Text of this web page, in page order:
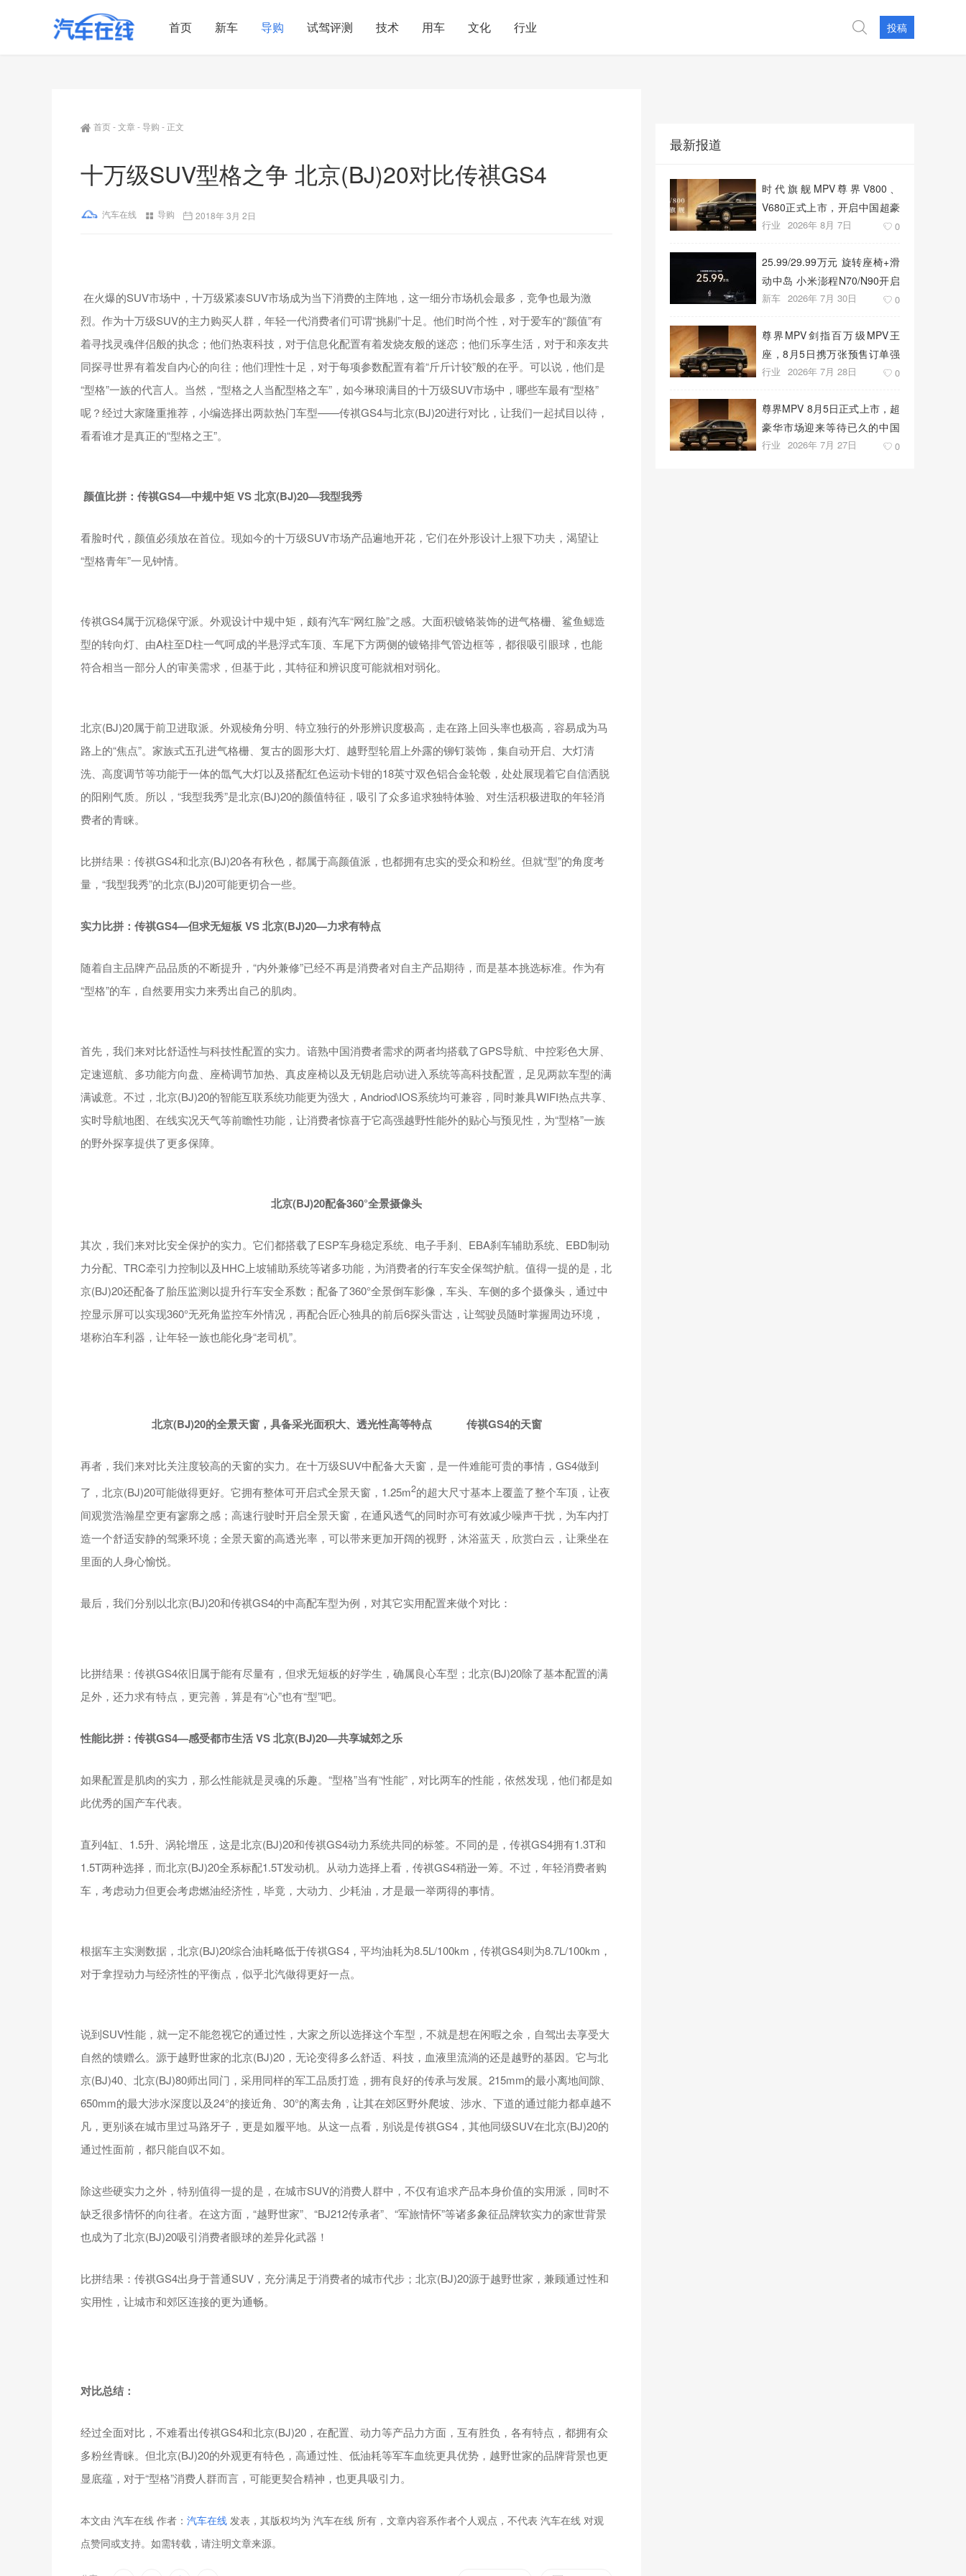
首页 新车 导购 试驾评测 技术 用车 文化 行业 投稿
首页-文章-导购 - 正文
十万级SUV型格之争 北京(BJ)20对比传祺GS4
汽车在线 导购 2018年 3月 2日
在火爆的SUV市场中，十万级紧凑SUV市场成为当下消费的主阵地，这一细分市场机会最多，竞争也最为激
烈。作为十万级SUV的主力购买人群，年轻一代消费者们可谓“挑剔”十足。他们时尚个性，对于爱车的“颜值”有
着寻找灵魂伴侣般的执念；他们热衷科技，对于信息化配置有着发烧友般的迷恋；他们乐享生活，对于和亲友共
同探寻世界有着发自内心的向往；他们理性十足，对于每项参数配置有着“斤斤计较”般的在乎。可以说，他们是
“型格”一族的代言人。当然，“型格之人当配型格之车”，如今琳琅满目的十万级SUV市场中，哪些车最有“型格”
呢？经过大家隆重推荐，小编选择出两款热门车型——传祺GS4与北京(BJ)20进行对比，让我们一起拭目以待，
看看谁才是真正的“型格之王”。
颜值比拼：传祺GS4—中规中矩VS北京(BJ)20—我型我秀
看脸时代，颜值必须放在首位。现如今的十万级SUV市场产品遍地开花，它们在外形设计上狠下功夫，渴望让
“型格青年”一见钟情。
传祺GS4属于沉稳保守派。外观设计中规中矩，颇有汽车“网红脸”之感。大面积镀铬装饰的进气格栅、鲨鱼鳃造
型的转向灯、由A柱至D柱一气呵成的半悬浮式车顶、车尾下方两侧的镀铬排气管边框等，都很吸引眼球，也能
符合相当一部分人的审美需求，但基于此，其特征和辨识度可能就相对弱化。
北京(BJ)20属于前卫进取派。外观棱角分明、特立独行的外形辨识度极高，走在路上回头率也极高，容易成为马
路上的“焦点”。家族式五孔进气格栅、复古的圆形大灯、越野型轮眉上外露的铆钉装饰，集自动开启、大灯清
洗、高度调节等功能于一体的氙气大灯以及搭配红色运动卡钳的18英寸双色铝合金轮毂，处处展现着它自信洒脱
的阳刚气质。所以，“我型我秀”是北京(BJ)20的颜值特征，吸引了众多追求独特体验、对生活积极进取的年轻消
费者的青睐。
比拼结果：传祺GS4和北京(BJ)20各有秋色，都属于高颜值派，也都拥有忠实的受众和粉丝。但就“型”的角度考
量，“我型我秀”的北京(BJ)20可能更切合一些。
实力比拼： 传祺GS4—但求无短板 VS北京(BJ)20—力求有特点
随着自主品牌产品品质的不断提升，“内外兼修”已经不再是消费者对自主产品期待，而是基本挑选标准。作为有
“型格”的车，自然要用实力来秀出自己的肌肉。
首先，我们来对比舒适性与科技性配置的实力。谙熟中国消费者需求的两者均搭载了GPS导航、中控彩色大屏、
定速巡航、多功能方向盘、座椅调节加热、真皮座椅以及无钥匙启动\进入系统等高科技配置，足见两款车型的满
满诚意。不过，北京(BJ)20的智能互联系统功能更为强大，Andriod\IOS系统均可兼容，同时兼具WIFI热点共享、
实时导航地图、在线实况天气等前瞻性功能，让消费者惊喜于它高强越野性能外的贴心与预见性，为“型格”一族
的野外探享提供了更多保障。
北京(BJ)20配备360°全景摄像头
其次，我们来对比安全保护的实力。它们都搭载了ESP车身稳定系统、电子手刹、EBA刹车辅助系统、EBD制动
力分配、TRC牵引力控制以及HHC上坡辅助系统等诸多功能，为消费者的行车安全保驾护航。值得一提的是，北
京(BJ)20还配备了胎压监测以提升行车安全系数；配备了360°全景倒车影像，车头、车侧的多个摄像头，通过中
控显示屏可以实现360°无死角监控车外情况，再配合匠心独具的前后6探头雷达，让驾驶员随时掌握周边环境，
堪称泊车利器，让年轻一族也能化身“老司机”。
北京(BJ)20的全景天窗，具备采光面积大、透光性高等特点 传祺GS4的天窗
再者，我们来对比关注度较高的天窗的实力。在十万级SUV中配备大天窗，是一件难能可贵的事情，GS4做到
了，北京(BJ)20可能做得更好。它拥有整体可开启式全景天窗，1.25m2的超大尺寸基本上覆盖了整个车顶，让夜
间观赏浩瀚星空更有寥廓之感；高速行驶时开启全景天窗，在通风透气的同时亦可有效减少噪声干扰，为车内打
造一个舒适安静的驾乘环境；全景天窗的高透光率，可以带来更加开阔的视野，沐浴蓝天，欣赏白云，让乘坐在
里面的人身心愉悦。
最后，我们分别以北京(BJ)20和传祺GS4的中高配车型为例，对其它实用配置来做个对比：
比拼结果：传祺GS4依旧属于能有尽量有，但求无短板的好学生，确属良心车型；北京(BJ)20除了基本配置的满
足外，还力求有特点，更完善，算是有“心”也有“型”吧。
性能比拼： 传祺GS4—感受都市生活VS北京(BJ)20—共享城郊之乐
如果配置是肌肉的实力，那么性能就是灵魂的乐趣。“型格”当有“性能”，对比两车的性能，依然发现，他们都是如
此优秀的国产车代表。
直列4缸、1.5升、涡轮增压，这是北京(BJ)20和传祺GS4动力系统共同的标签。不同的是，传祺GS4拥有1.3T和
1.5T两种选择，而北京(BJ)20全系标配1.5T发动机。从动力选择上看，传祺GS4稍逊一筹。不过，年轻消费者购
车，考虑动力但更会考虑燃油经济性，毕竟，大动力、少耗油，才是最一举两得的事情。
根据车主实测数据，北京(BJ)20综合油耗略低于传祺GS4，平均油耗为8.5L/100km，传祺GS4则为8.7L/100km，
对于拿捏动力与经济性的平衡点，似乎北汽做得更好一点。
说到SUV性能，就一定不能忽视它的通过性，大家之所以选择这个车型，不就是想在闲暇之余，自驾出去享受大
自然的馈赠么。源于越野世家的北京(BJ)20，无论变得多么舒适、科技，血液里流淌的还是越野的基因。它与北
京(BJ)40、北京(BJ)80师出同门，采用同样的军工品质打造，拥有良好的传承与发展。215mm的最小离地间隙、
650mm的最大涉水深度以及24°的接近角、30°的离去角，让其在郊区野外爬坡、涉水、下道的通过能力都卓越不
凡，更别谈在城市里过马路牙子，更是如履平地。从这一点看，别说是传祺GS4，其他同级SUV在北京(BJ)20的
通过性面前，都只能自叹不如。
除这些硬实力之外，特别值得一提的是，在城市SUV的消费人群中，不仅有追求产品本身价值的实用派，同时不
缺乏很多情怀的向往者。在这方面，“越野世家”、“BJ212传承者”、“军旅情怀”等诸多象征品牌软实力的家世背景
也成为了北京(BJ)20吸引消费者眼球的差异化武器！
比拼结果：传祺GS4出身于普通SUV，充分满足于消费者的城市代步；北京(BJ)20源于越野世家，兼顾通过性和
实用性，让城市和郊区连接的更为通畅。
对比总结：
经过全面对比，不难看出传祺GS4和北京(BJ)20，在配置、动力等产品力方面，互有胜负，各有特点，都拥有众
多粉丝青睐。但北京(BJ)20的外观更有特色，高通过性、低油耗等军车血统更具优势，越野世家的品牌背景也更
显底蕴，对于“型格”消费人群而言，可能更契合精神，也更具吸引力。
本文由 汽车在线 作者： 汽车在线 发表，其版权均为 汽车在线 所有，文章内容系作者个人观点，不代表 汽车在线 对观
点赞同或支持。如需转载，请注明文章来源。
最新报道
时代旗舰MPV尊界V800、
V680正式上市，开启中国超豪
华MPV发展新篇章
行业 2026年 8月 7日 0
25.99/29.99万元 旋转座椅+滑
动中岛 小米澎程N70/N90开启
预售
新车 2026年 7月 30日 0
尊界MPV剑指百万级MPV王
座，8月5日携万张预售订单强
势上市
行业 2026年 7月 28日 0
尊界MPV 8月5日正式上市，超
豪华市场迎来等待已久的中国
答案
行业 2026年 7月 27日 0